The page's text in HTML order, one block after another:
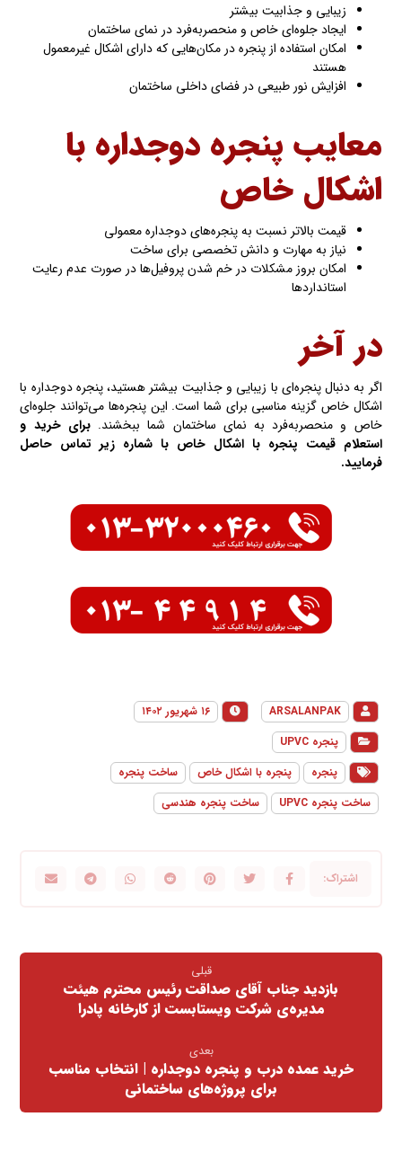
زیبایی و جذابیت بیشتر
ایجاد جلوه‌ای خاص و منحصربه‌فرد در نمای ساختمان
امکان استفاده از پنجره در مکان‌هایی که دارای اشکال غیرمعمول
هستند
افزایش نور طبیعی در فضای داخلی ساختمان
معایب پنجره دوجداره با
اشکال خاص
قیمت بالاتر نسبت به پنجره‌های دوجداره معمولی
نیاز به مهارت و دانش تخصصی برای ساخت
امکان بروز مشکلات در خم شدن پروفیل‌ها در صورت عدم رعایت
استانداردها
در آخر
اگر به دنبال پنجره‌ای با زیبایی و جذابیت بیشتر هستید، پنجره دوجداره با
اشکال خاص گزینه مناسبی برای شما است. این پنجره‌ها می‌توانند جلوه‌ای
خاص و منحصربه‌فرد به نمای ساختمان شما ببخشند.برای خرید و
استعلام قیمت پنجره با اشکال خاص با شماره زیر تماس حاصل
فرمایید.
ARSALANPAK
۱۶ شهریور ۱۴۰۲
پنجره UPVC
پنجره
پنجره با اشکال خاص
ساخت پنجره
ساخت پنجره UPVC
ساخت پنجره هندسی
قبلی
بازدید جناب آقای صداقت رئیس محترم هیئت
مدیره‌ی شرکت ویستا‌‌بست از کارخانه پادرا
بعدی
خرید عمده درب و پنجره دوجداره | انتخاب مناسب
برای پروژه‌های ساختمانی